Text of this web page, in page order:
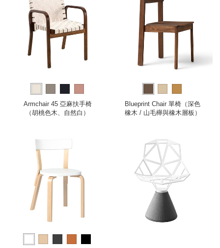
Armchair 45 亞麻扶手椅
（胡桃色木、自然白）
Blueprint Chair 單椅（深色
橡木 / 山毛櫸與橡木層板）